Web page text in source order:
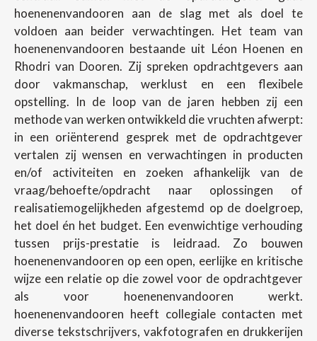
hoenenenvandooren aan de slag met als doel te
voldoen aan beider verwachtingen. Het team van
hoenenenvandooren bestaande uit Léon Hoenen en
Rhodri van Dooren. Zij spreken opdrachtgevers aan
door vakmanschap, werklust en een flexibele
opstelling. In de loop van de jaren hebben zij een
methode van werken ontwikkeld die vruchten afwerpt:
in een oriënterend gesprek met de opdrachtgever
vertalen zij wensen en verwachtingen in producten
en/of activiteiten en zoeken afhankelijk van de
vraag/behoefte/opdracht naar oplossingen of
realisatiemogelijkheden afgestemd op de doelgroep,
het doel én het budget. Een evenwichtige verhouding
tussen prijs-prestatie is leidraad. Zo bouwen
hoenenenvandooren op een open, eerlijke en kritische
wijze een relatie op die zowel voor de opdrachtgever
als voor hoenenenvandooren werkt.
hoenenenvandooren heeft collegiale contacten met
diverse tekstschrijvers, vakfotografen en drukkerijen